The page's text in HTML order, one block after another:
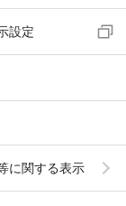
設定
に関する表示